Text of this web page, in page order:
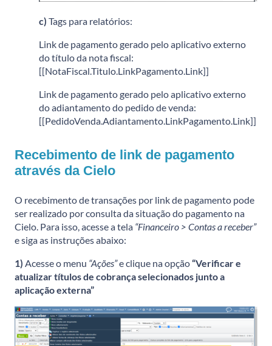
c) Tags para relatórios:
Link de pagamento gerado pelo aplicativo externo
do título da nota fiscal:
[[NotaFiscal.Titulo.LinkPagamento.Link]]
Link de pagamento gerado pelo aplicativo externo
do adiantamento do pedido de venda:
[[PedidoVenda.Adiantamento.LinkPagamento.Link]]
Recebimento de link de pagamento
através da Cielo
O recebimento de transações por link de pagamento pode
ser realizado por consulta da situação do pagamento na
Cielo. Para isso, acesse a tela “Financeiro > Contas a receber”
e siga as instruções abaixo:
1) Acesse o menu “Ações”e clique na opção“Verificar e
atualizar títulos de cobrança selecionados junto a
aplicação externa”